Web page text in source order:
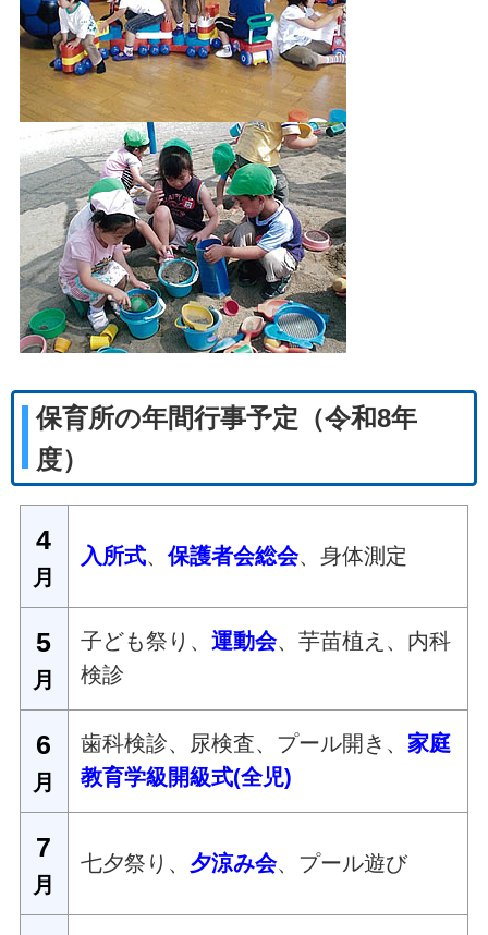
保育所の年間行事予定（令和8年
度）
4
月
入所式、保護者会総会、身体測定
5
月
子ども祭り、運動会、芋苗植え、内科
検診
6
月
歯科検診、尿検査、プール開き、 家庭
教育学級開級式(全児)
7
月
七夕祭り、 夕涼み会、プール遊び